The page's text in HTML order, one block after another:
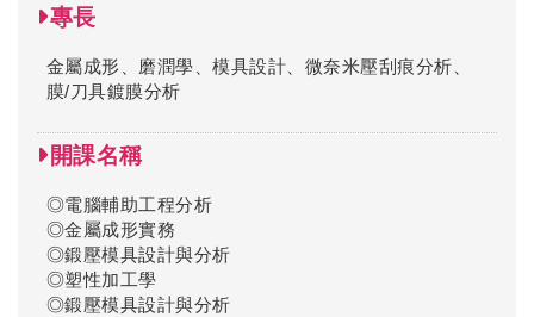
專長
金屬成形、磨潤學、模具設計、微奈米壓刮痕分析、
膜/刀具鍍膜分析
開課名稱
◎電腦輔助工程分析
◎金屬成形實務
◎鍛壓模具設計與分析
◎塑性加工學
◎鍛壓模具設計與分析